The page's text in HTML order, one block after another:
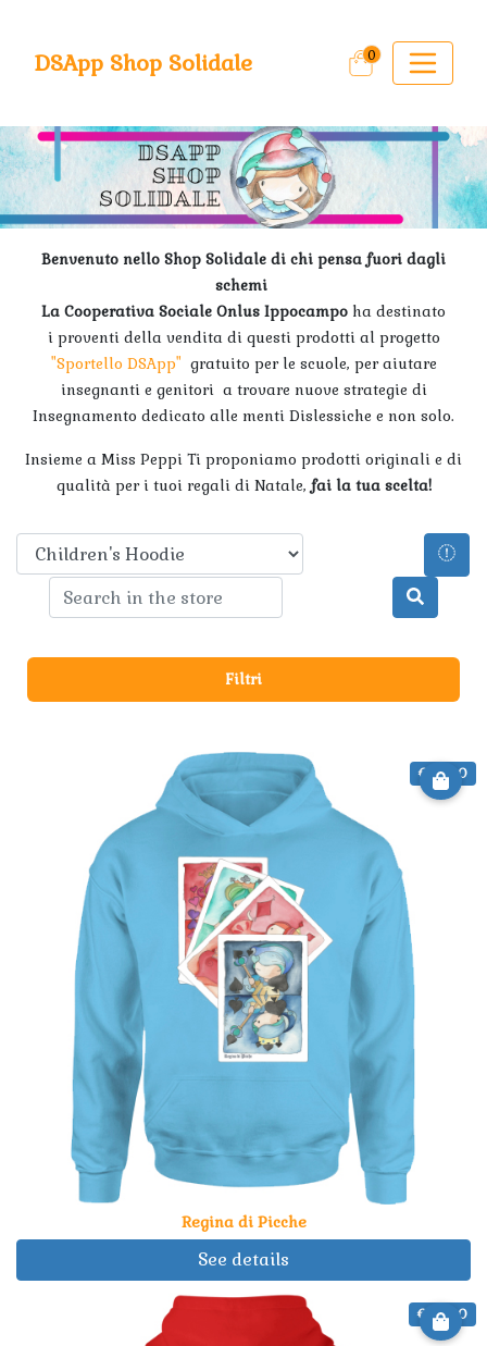
DSApp Shop Solidale 0
Benvenuto nello Shop Solidale di chi pensa fuori dagli
schemi
La Cooperativa Sociale Onlus Ippocampo ha destinato
i proventi della vendita di questi prodotti al progetto
"Sportello DSApp" gratuito per le scuole, per aiutare
insegnanti e genitori a trovare nuove strategie di
Insegnamento dedicato alle menti Dislessiche e non solo.
Insieme a Miss Peppi Ti proponiamo prodotti originali e di
qualità per i tuoi regali di Natale, fai la tua scelta!
€ 29.90
Regina di Picche
See details
€ 34.90
Filtri